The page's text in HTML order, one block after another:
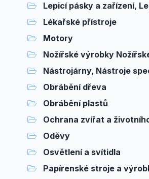
Lepicí pásky a zařízení,
Lékařské přístroje
Motory
Nožířské výrobky
Nástrojárny, Nástroje
Obrábění dřeva
Obrábění plastů
Ochrana zvířat a
Oděvy
Osvětlení a svítidla
Papírenské stroje a